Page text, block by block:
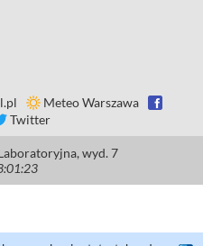
Meteo Warszawa
Twitter
wyd. 7